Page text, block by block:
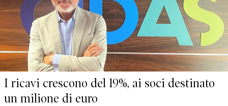
I ricavi crescono del 19%, ai soci destinato
un milione di euro